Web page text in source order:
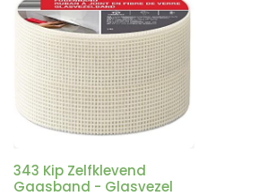
343 Kip Zelfklevend
Gaasband - Glasvezel